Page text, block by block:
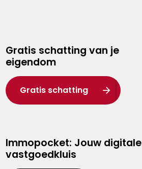
Gratis schatting van je
eigendom
Gratis schatting
Immopocket: Jouw digitale
vastgoedkluis